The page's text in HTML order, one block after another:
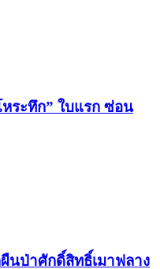
ระทึก” ใบแรก ซ่อน
นป่าศักดิ์สิทธิ์เมาฟลาง